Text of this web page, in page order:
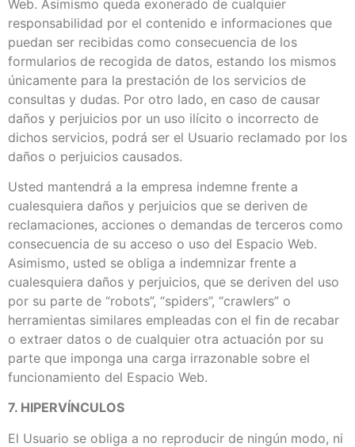
Web. Asimismo queda exonerado de cualquier
responsabilidad por el contenido e informaciones que
puedan ser recibidas como consecuencia de los
formularios de recogida de datos, estando los mismos
únicamente para la prestación de los servicios de
consultas y dudas. Por otro lado, en caso de causar
daños y perjuicios por un uso ilícito o incorrecto de
dichos servicios, podrá ser el Usuario reclamado por los
daños o perjuicios causados.
Usted mantendrá a la empresa indemne frente a
cualesquiera daños y perjuicios que se deriven de
reclamaciones, acciones o demandas de terceros como
consecuencia de su acceso o uso del Espacio Web.
Asimismo, usted se obliga a indemnizar frente a
cualesquiera daños y perjuicios, que se deriven del uso
por su parte de “robots”, “spiders”, “crawlers” o
herramientas similares empleadas con el fin de recabar
o extraer datos o de cualquier otra actuación por su
parte que imponga una carga irrazonable sobre el
funcionamiento del Espacio Web.
7. HIPERVÍNCULOS
El Usuario se obliga a no reproducir de ningún modo, ni